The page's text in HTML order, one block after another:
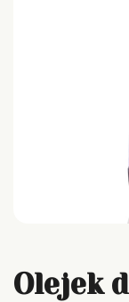
Olejek